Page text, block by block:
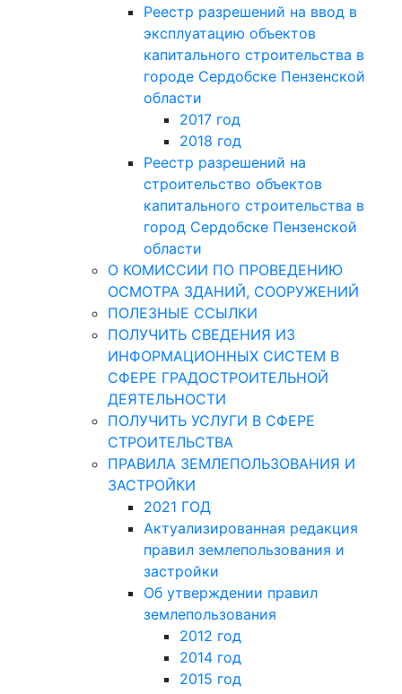
Реестр разрешений на ввод в
эксплуатацию объектов
капитального строительства в
городе Сердобске Пензенской
области
2017 год
2018 год
Реестр разрешений на
строительство объектов
капитального строительства в
город Сердобске Пензенской
области
О КОМИССИИ ПО ПРОВЕДЕНИЮ
ОСМОТРА ЗДАНИЙ, СООРУЖЕНИЙ
ПОЛЕЗНЫЕ ССЫЛКИ
ПОЛУЧИТЬ СВЕДЕНИЯ ИЗ
ИНФОРМАЦИОННЫХ СИСТЕМ В
СФЕРЕ ГРАДОСТРОИТЕЛЬНОЙ
ДЕЯТЕЛЬНОСТИ
ПОЛУЧИТЬ УСЛУГИ В СФЕРЕ
СТРОИТЕЛЬСТВА
ПРАВИЛА ЗЕМЛЕПОЛЬЗОВАНИЯ И
ЗАСТРОЙКИ
2021 ГОД
Актуализированная редакция
правил землепользования и
застройки
Об утверждении правил
землепользования
2012 год
2014 год
2015 год